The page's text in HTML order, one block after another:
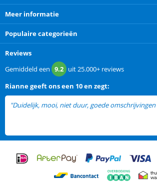
Meer informatie
Populaire categorieën
Reviews
Gemiddeld een 9.2 uit25.000+ reviews
Riannegeeft ons een 10 en zegt:
"Duidelijk, mooi, niet duur, goede